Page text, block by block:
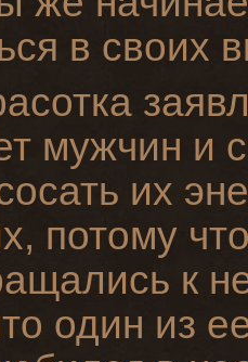
в своих
мужчин и
их
потому
к
один из